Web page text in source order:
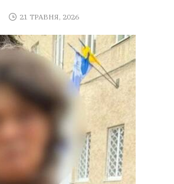
21 ТРАВНЯ, 2026